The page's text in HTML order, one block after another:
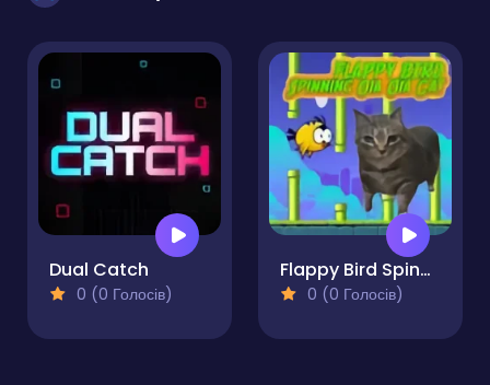
Dual Catch
0 (0 Голосів)
Flappy Bird Spinning Oia Oia Cat
0 (0 Голосів)